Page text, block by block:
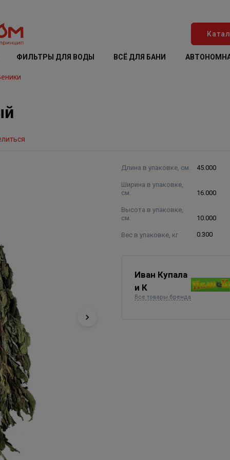
ФИЛЬТРЫ ДЛЯ ВОДЫ ВСЁ ДЛЯ БАНИ
Длина в упаковке, см. 45.000
Ширина в упаковке,
см.
16.000
Высота в упаковке,
см.
10.000
Вес в упаковке, кг 0.300
Иван Купала
и К
Все товары бренда